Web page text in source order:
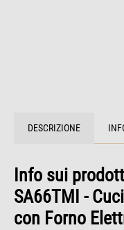
DESCRIZIONE
Info sui
SA66TMI -
con Forno